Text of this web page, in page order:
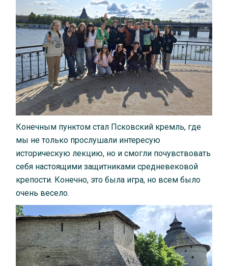
Конечным пунктом стал Псковский кремль, где
мы не только прослушали интересую
историческую лекцию, но и смогли почувствовать
себя настоящими защитниками средневековой
крепости. Конечно, это была игра, но всем было
очень весело.